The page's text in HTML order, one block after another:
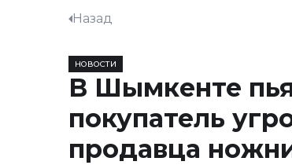
Назад
НОВОСТИ
В Шымкенте
покупатель
продавца